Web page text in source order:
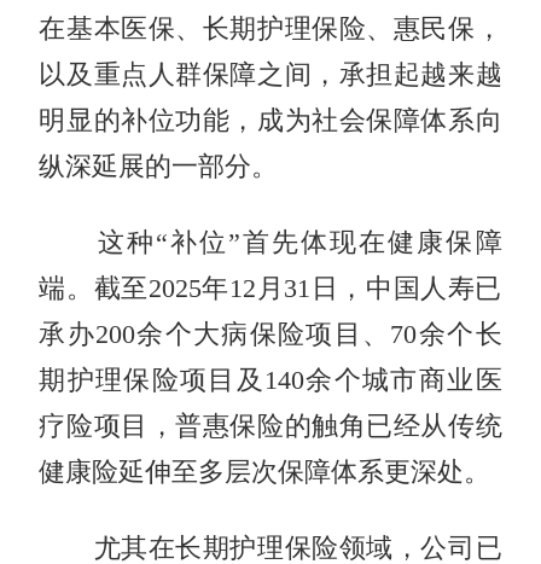
在基本医保、长期护理保险、惠民保，
以及重点人群保障之间，承担起越来越
明显的补位功能，成为社会保障体系向
纵深延展的一部分。
这种“补位”首先体现在健康保障
端。截至2025年12月31日，中国人寿已
承办200余个大病保险项目、70余个长
期护理保险项目及140余个城市商业医
疗险项目，普惠保险的触角已经从传统
健康险延伸至多层次保障体系更深处。
尤其在长期护理保险领域，公司已